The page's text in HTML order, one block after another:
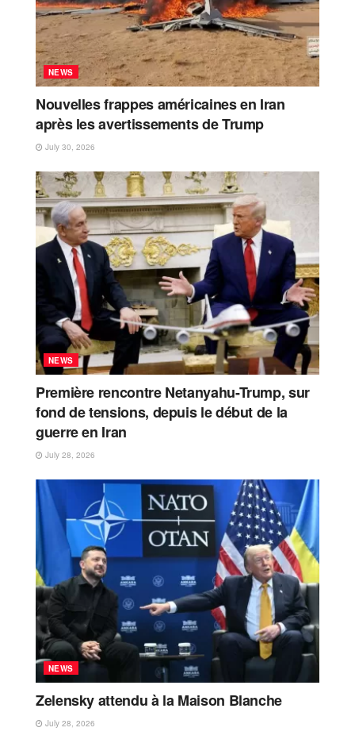
NEWS
Nouvelles frappes américaines en Iran
après les avertissements de Trump
July 30, 2026
NEWS
Première rencontre Netanyahu-Trump, sur
fond de tensions, depuis le début de la
guerre en Iran
July 28, 2026
NEWS
Zelensky attendu à la Maison Blanche
July 28, 2026